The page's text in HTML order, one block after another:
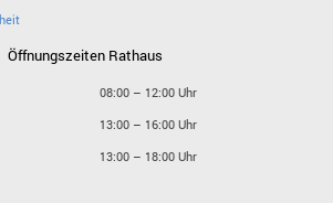
Öffnungszeiten Rathaus
08:00 – 12:00 Uhr
13:00 – 16:00 Uhr
13:00 – 18:00 Uhr